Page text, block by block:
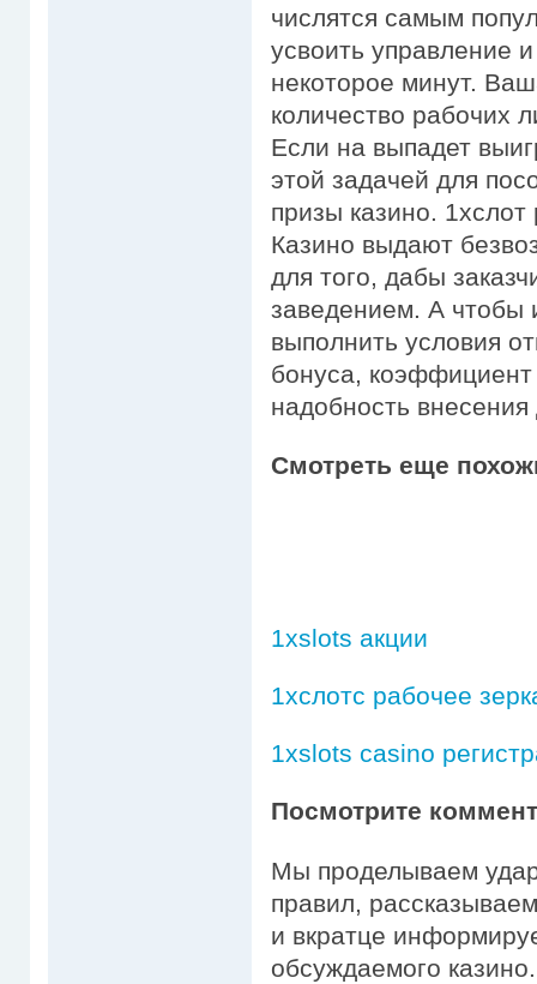
числятся самым
усвоить управление
некоторое минут.
количество рабочих
Если на выпадет
этой задачей для
призы казино.
Казино выдают
для того, дабы
заведением. А чтобы
выполнить условия
бонуса, коэффициент
надобность
Смотреть еще
1xslots акции
1хслотс рабочее
1xslots casino
Посмотрите
Мы проделываем
правил,
и вкратце
обсуждаемого казино.